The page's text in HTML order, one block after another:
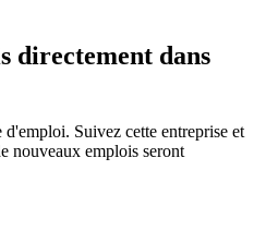
directement dans
Suivez cette entreprise et
nouveaux emplois seront